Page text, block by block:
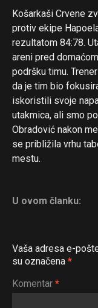
Košarkaši Crvene
protiv ekipe
rezultatom 84:78.
areni pred
podršku timu.
da je tim bio
iskoristili svoje
utakmica, ali smo
Obradović nakon
se približila vrhu
mestu.
U ovom članku:
Vaša adresa e-
su označena *
Komentar *